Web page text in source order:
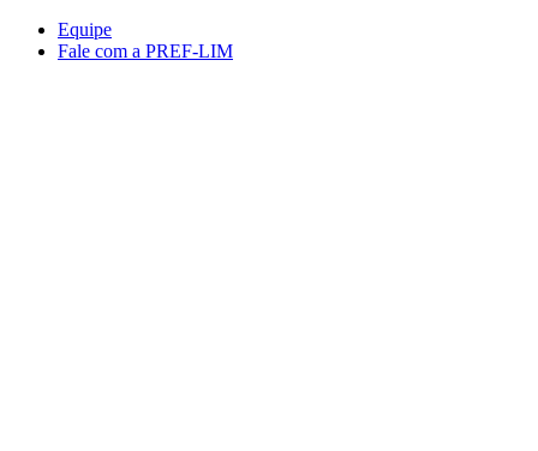
Conteúdo principal
Equipe
Fale com a PREF-LIM